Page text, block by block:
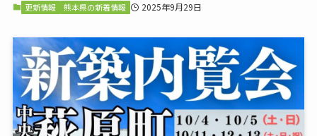
更新情報 熊本県の新着情報 2025年9月29日